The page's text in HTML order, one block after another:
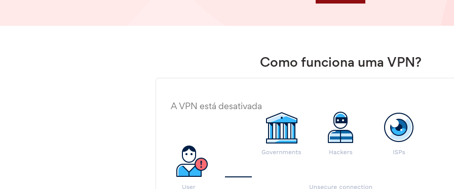
Como funciona uma VPN?
A VPN está desativada